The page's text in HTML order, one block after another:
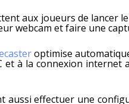
aux joueurs de lancer
webcam et faire une
optimise
et à la connexion internet
aussi effectuer une